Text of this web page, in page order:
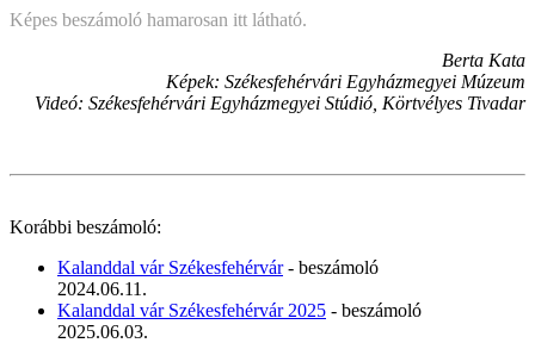
Képes beszámoló hamarosan itt látható.
Berta Kata
Képek: Székesfehérvári Egyházmegyei Múzeum
Videó: Székesfehérvári Egyházmegyei Stúdió, Körtvélyes Tivadar
Korábbi beszámoló:
Kalanddal vár Székesfehérvár- beszámoló
2024.06.11.
Kalanddal vár Székesfehérvár 2025 - beszámoló
2025.06.03.